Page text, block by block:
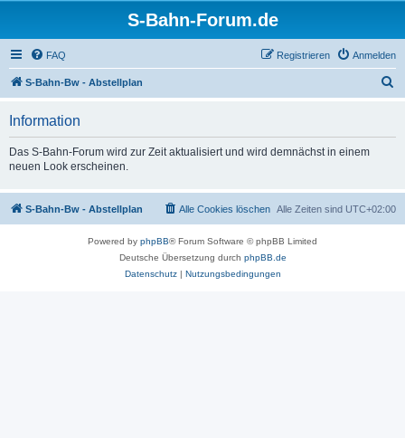
S-Bahn-Forum.de
FAQ Anmelden
Registrieren
S-Bahn-Bw - Abstellplan
Information
Das S-Bahn-Forum wird zur Zeit aktualisiert und wird demnächst in einem
neuen Look erscheinen.
S-Bahn-Bw - Abstellplan Alle Zeiten sind UTC+02:00
Alle Cookies löschen
Powered by phpBB® Forum Software © phpBB Limited
Deutsche Übersetzung durch phpBB.de
Datenschutz| Nutzungsbedingungen